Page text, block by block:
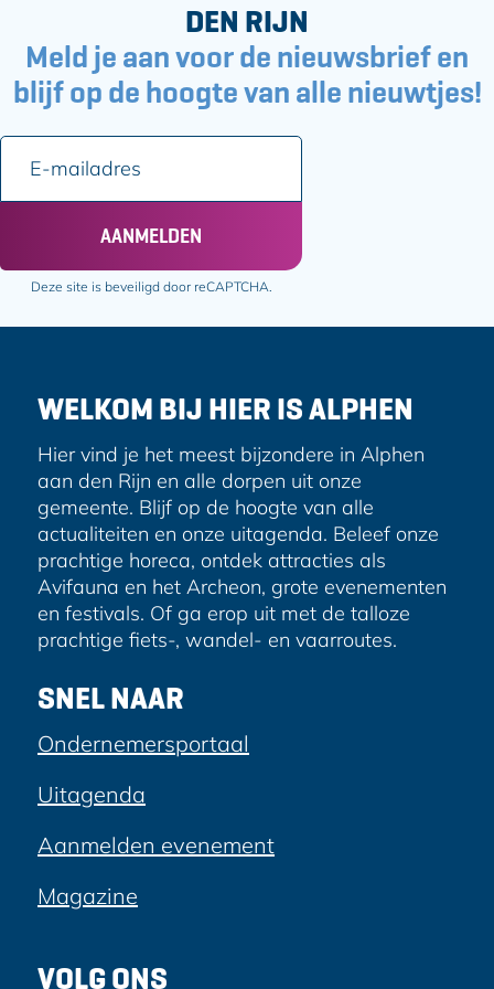
DEN RIJN
Meld je aan voor de nieuwsbrief en
blijf op de hoogte van alle nieuwtjes!
E
m
l
d
AANMELDEN
Deze site is beveiligd door reCAPTCHA.
WELKOM BIJ HIER IS ALPHEN
Hier vind je het meest bijzondere in Alphen
aan den Rijn en alle dorpen uit onze
gemeente. Blijf op de hoogte van alle
actualiteiten en onze uitagenda. Beleef onze
prachtige horeca, ontdek attracties als
Avifauna en het Archeon, grote evenementen
en festivals. Of ga erop uit met de talloze
prachtige fiets-, wandel- en vaarroutes.
SNEL NAAR
Ondernemersportaal
Uitagenda
Aanmelden evenement
Magazine
VOLG ONS